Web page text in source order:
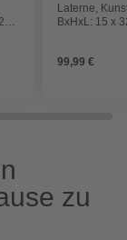
Laterne,
BxHxL: 15 x
99,99 €
zu